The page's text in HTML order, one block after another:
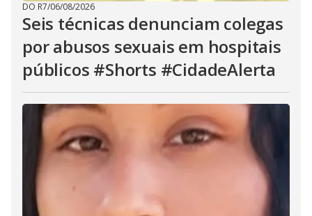
DO R7/06/08/2026
Seis técnicas denunciam colegas
por abusos sexuais em hospitais
públicos #Shorts #CidadeAlerta